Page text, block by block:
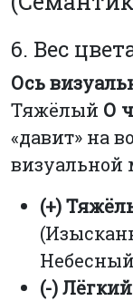
6. Вес
Ось
Тяжёлый О
«давит» на
визуальной
(+)
(-)